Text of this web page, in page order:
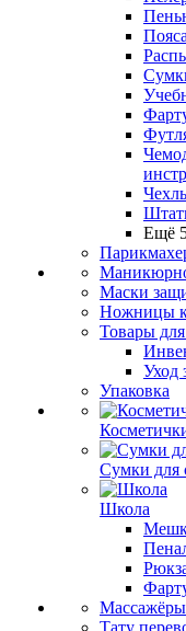
Ещё
Маски
Ножницы
Товары
Уход
Упаковка
Сумки для
Школа
Массажёры
Тату